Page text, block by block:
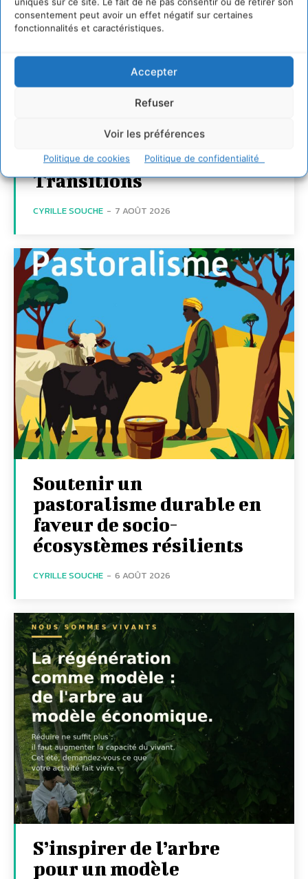
consentement peut avoir un effet négatif sur certaines
fonctionnalités et caractéristiques.
Accepter
Refuser
Voir les préférences
Politique de cookies Politique de confidentialité
Transformer les
territoires par le
dialogue et la
Commun
d’Accompagnement des
Transitions
CYRILLE SOUCHE - 7 AOÛT 2026
Soutenir un
pastoralisme durable en
faveur de socio-
écosystèmes résilients
CYRILLE SOUCHE - 6 AOÛT 2026
S’inspirer de l’arbre
pour un modèle